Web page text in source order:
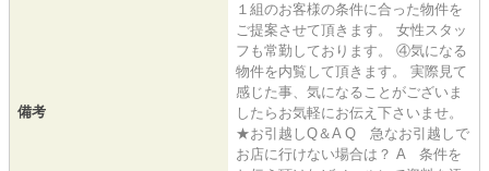
備考
１組のお客様の条件に合った物件を
ご提案させて頂きます。 女性スタッ
フも常勤しております。 ④気になる
物件を内覧して頂きます。 実際見て
感じた事、気になることがございま
したらお気軽にお伝え下さいませ。
★お引越しQ＆A Q 急なお引越しで
お店に行けない場合は？ A 条件を